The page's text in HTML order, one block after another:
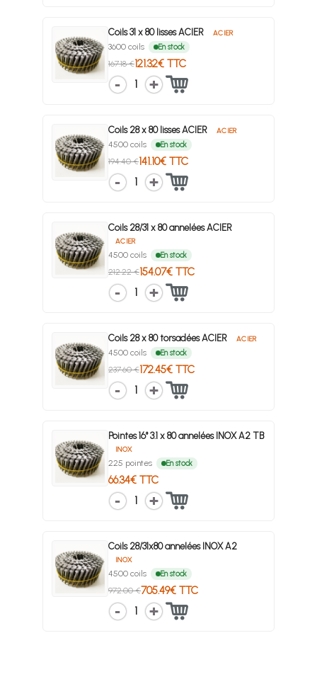
Coils 31 x 80 lisses ACIER ACIER
3600 coils En stock
167.18 €121.32€ TTC
1
Coils 28 x 80 lisses ACIER ACIER
4500 coils En stock
194.40 €141.10€ TTC
1
Coils 28/31 x 80 annelées ACIER
ACIER
4500 coils En stock
212.22 €154.07€ TTC
1
Coils 28 x 80 torsadées ACIER ACIER
4500 coils En stock
237.60 €172.45€ TTC
1
Pointes 16° 3.1 x 80 annelées INOX A2 TB
INOX
225 pointes En stock
66.34€ TTC
1
Coils 28/31x80 annelées INOX A2
INOX
4500 coils En stock
972.00 €705.49€ TTC
1